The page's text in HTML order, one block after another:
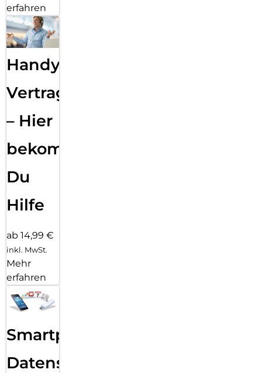
erfahren
Handy
Vertragsabwicklung
– Hier
bekommst
Du
Hilfe
ab 14,99 €
inkl. MwSt.
Mehr
erfahren
Smartphone
Datensicherung